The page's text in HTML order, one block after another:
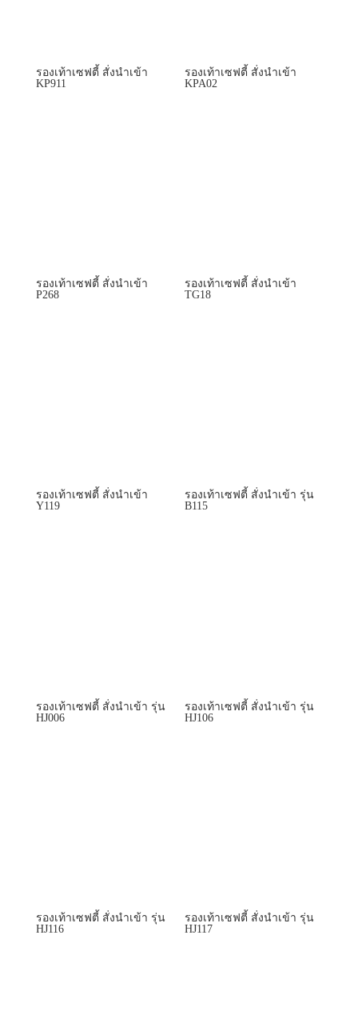
รองเท้าเซฟตี้ สั่งนำเข้า
KP911
รองเท้าเซฟตี้ สั่งนำเข้า
KPA02
รองเท้าเซฟตี้ สั่งนำเข้า
P268
รองเท้าเซฟตี้ สั่งนำเข้า
TG18
รองเท้าเซฟตี้ สั่งนำเข้า
Y119
รองเท้าเซฟตี้ สั่งนำเข้า รุ่น
B115
รองเท้าเซฟตี้ สั่งนำเข้า รุ่น
HJ006
รองเท้าเซฟตี้ สั่งนำเข้า รุ่น
HJ106
รองเท้าเซฟตี้ สั่งนำเข้า รุ่น
HJ116
รองเท้าเซฟตี้ สั่งนำเข้า รุ่น
HJ117